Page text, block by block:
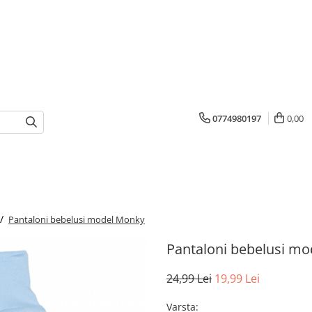
0774980197 0,00
Pantaloni bebelusi model Monky
Pantaloni bebelusi
24,99 Lei 19,99 Lei
Varsta: